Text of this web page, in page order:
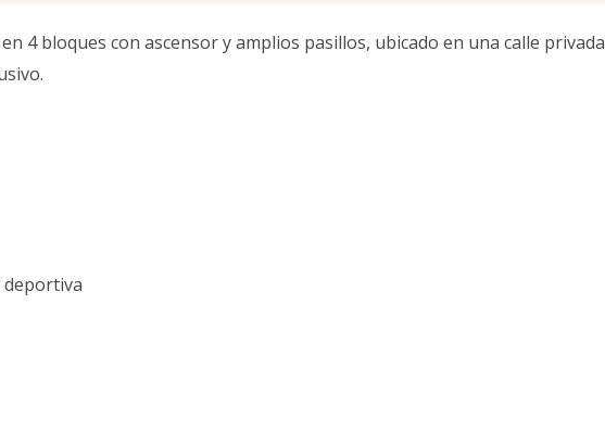
4 bloques con ascensor y amplios pasillos, ubicado en una calle privada
deportiva